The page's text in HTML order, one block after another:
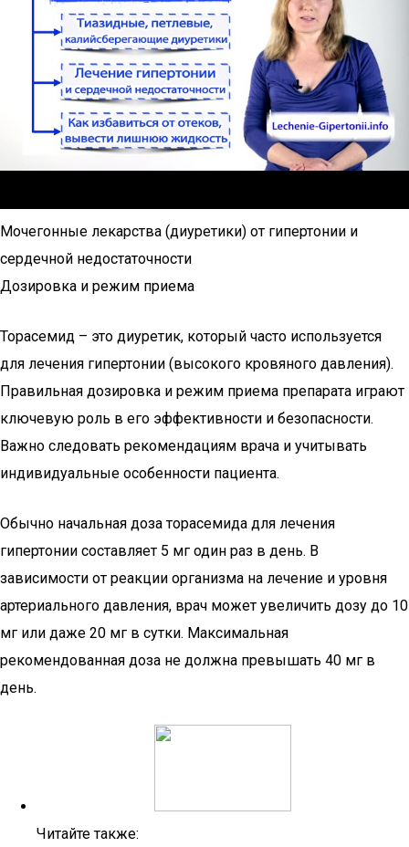
Мочегонные лекарства (диуретики) от гипертонии и
сердечной недостаточности
Дозировка и режим приема
Торасемид – это диуретик, который часто используется
для лечения гипертонии (высокого кровяного давления).
Правильная дозировка и режим приема препарата играют
ключевую роль в его эффективности и безопасности.
Важно следовать рекомендациям врача и учитывать
индивидуальные особенности пациента.
Обычно начальная доза торасемида для лечения
гипертонии составляет 5 мг один раз в день. В
зависимости от реакции организма на лечение и уровня
артериального давления, врач может увеличить дозу до 10
мг или даже 20 мг в сутки. Максимальная
рекомендованная доза не должна превышать 40 мг в
день.
Читайте также: